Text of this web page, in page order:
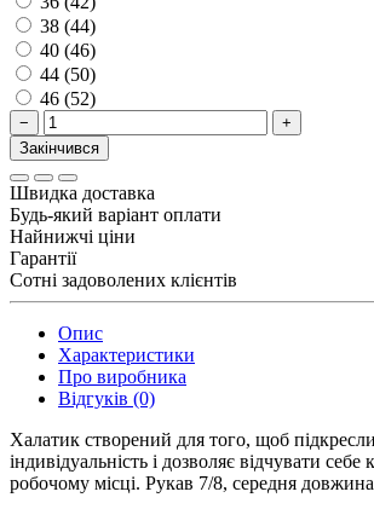
38 (44)
40 (46)
44 (50)
46 (52)
−
+
Закінчився
Швидка доставка
Будь-який варіант оплати
Найнижчі ціни
Гарантії
Сотні задоволених клієнтів
Опис
Характеристики
Про виробника
Відгуків (0)
Халатик створений для того, щоб
індивідуальність і дозволяє відчувати
робочому місці. Рукав 7/8, середня